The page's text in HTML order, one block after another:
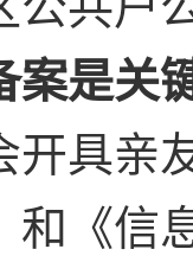
案是关
开具亲
和《信